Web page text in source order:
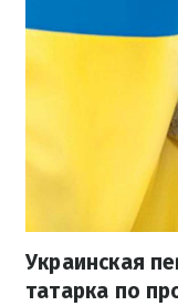
Украинская
татарка по